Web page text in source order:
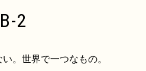
2
。世界で一つなもの。